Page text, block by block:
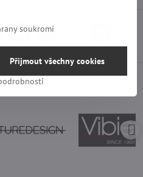
mail
soukromí
Přijmout všechny cookies